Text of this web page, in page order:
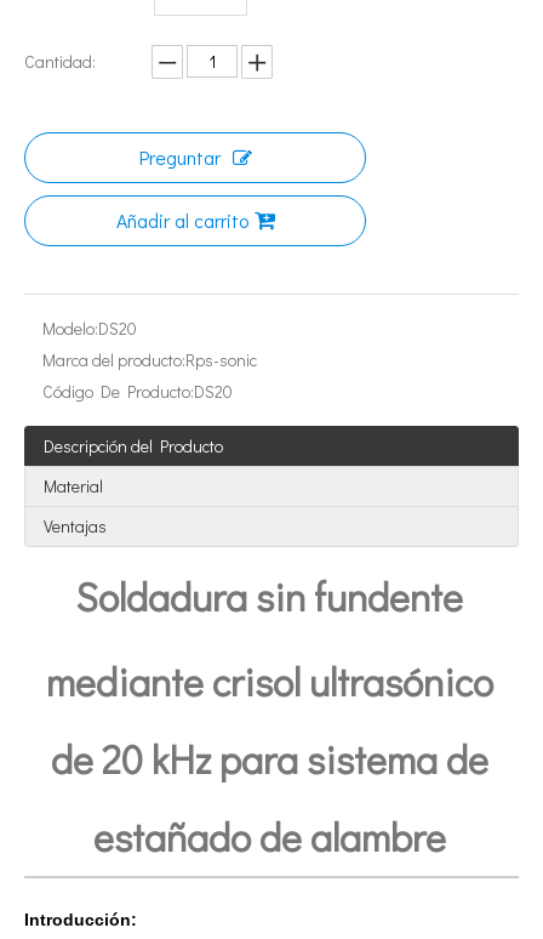
Actualmente, la investigación sobre la extracción de antioxidantes
Actualmente, la investigación sobre la extracción de antioxidantes
Cantidad:
Preguntar
Añadir al carrito
Modelo:DS20
Marca del producto:Rps-sonic
Código De Producto:DS20
Descripción del Producto
Material
Ventajas
Soldadura sin fundente
mediante crisol ultrasónico
de 20 kHz para sistema de
estañado de alambre
Introducción: